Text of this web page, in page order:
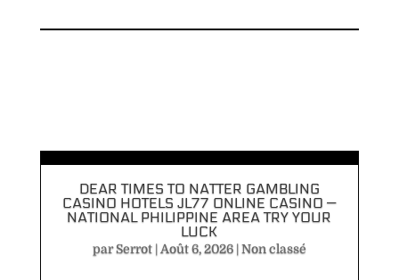
DEAR TIMES TO NATTER GAMBLING
CASINO HOTELS JL77 ONLINE CASINO —
NATIONAL PHILIPPINE AREA TRY YOUR
LUCK
parSerrot| Août 6, 2026|Non classé